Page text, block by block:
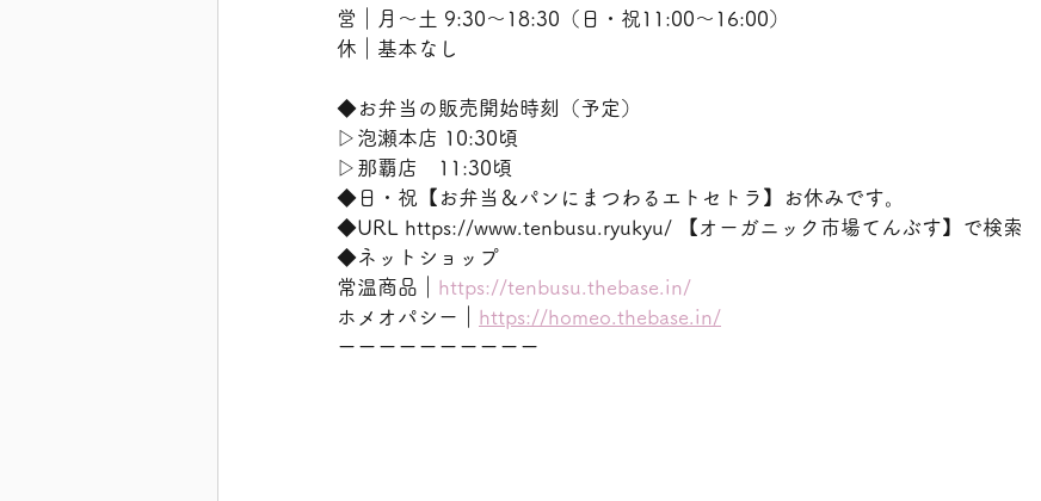
営｜月〜土 9:30〜18:30（日・祝11:00〜16:00）
休｜基本なし
◆お弁当の販売開始時刻（予定）
▷泡瀬本店 10:30頃
▷那覇店　11:30頃
◆日・祝【お弁当＆パンにまつわるエトセトラ】お休みです。
◆URL https://www.tenbusu.ryukyu/ 【オーガニック市場てんぶす】で検索
◆ネットショップ
常温商品｜ https://tenbusu.thebase.in/
ホメオパシー｜ https://homeo.thebase.in/
ーーーーーーーーーー